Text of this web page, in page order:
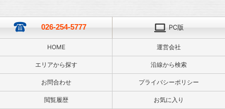
026-254-5777 PC版
HOME 運営会社
エリアから探す 沿線から検索
お問合わせ プライバシーポリシー
閲覧履歴 お気に入り